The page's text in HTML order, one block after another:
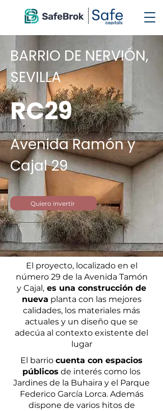
BARRIO DE NERVIÓN,
SEVILLA
RC29
Avenida Ramón y
Cajal 29
Quiero invertir
El proyecto, localizado en el
número 29 de la Avenida Tamón
y Cajal, es una construcción de
nueva planta con las mejores
calidades, los materiales más
actuales y un diseño que se
adecúa al contexto existente del
lugar
El barrio cuenta con espacios
públicos de interés como los
Jardines de la Buhaira y el Parque
Federico García Lorca. Además
dispone de varios hitos de